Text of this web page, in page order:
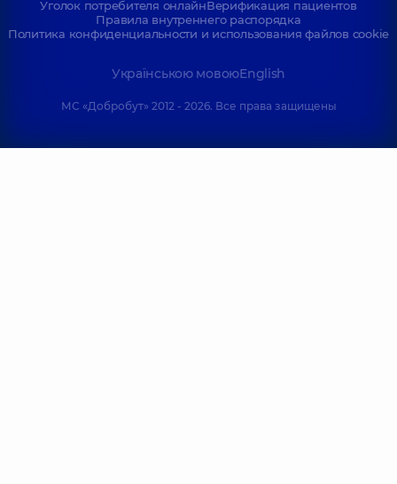
Уголок потребителя онлайнВерификация пациентов
Правила внутреннего распорядка
Политика конфиденциальности и использования файлов cookie
Українською мовоюEnglish
МС «Добробут» 2012 - 2026. Все права защищены